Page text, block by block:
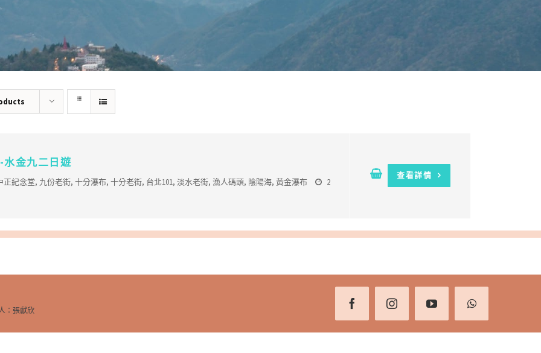
水金九二日遊
正紀念堂, 九份老街, 十分瀑布, 十分老街, 台北101, 淡水老街, 漁人碼頭, 陰陽海, 黃金瀑布
2
查看詳情
：張獻欣
FacebookInstagramYouTubeWhatsApp